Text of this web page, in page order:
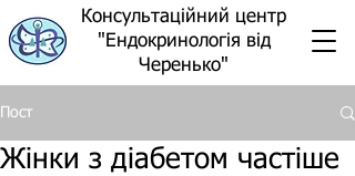
Консультаційний центр
"Ендокринологія від
Черенько"
Пост
Жінки з діабетом частіше